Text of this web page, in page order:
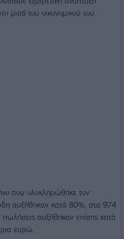
μισό του οικονομικού του
που ολοκληρώθηκε τον
αυξήθηκαν κατά 80%, στα 974
αυξήθηκαν επίσης κατά
ευρώ.